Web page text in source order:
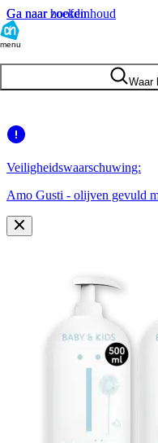
Ga naar hoofdinhoud
Ga naar zoeken
menu
Waar
Veiligheidswaarschuwing:
Amo Gusti - olijven gevuld